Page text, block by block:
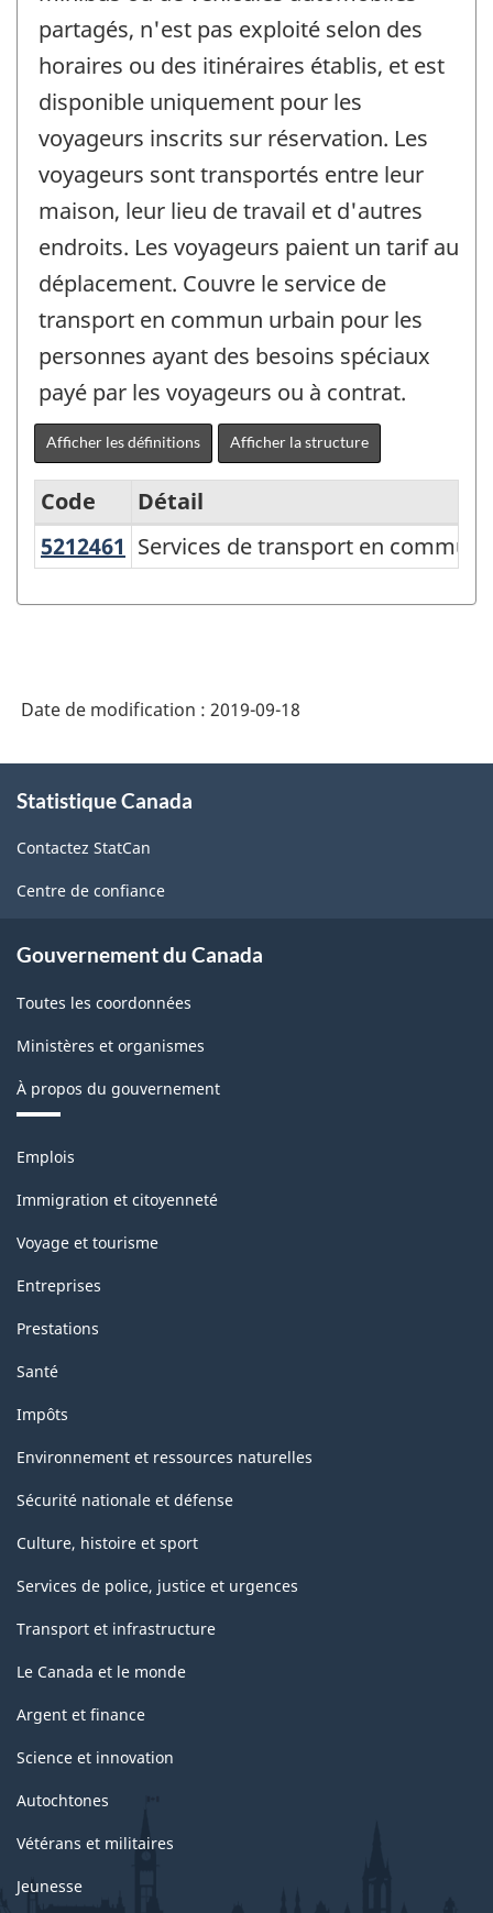
partagés, n'est pas exploité selon des
horaires ou des itinéraires établis, et est
disponible uniquement pour les
voyageurs inscrits sur réservation. Les
voyageurs sont transportés entre leur
maison, leur lieu de travail et d'autres
endroits. Les voyageurs paient un tarif au
déplacement. Couvre le service de
transport en commun urbain pour les
personnes ayant des besoins spéciaux
payé par les voyageurs ou à contrat.
Afficher les définitions Afficher la structure
Système
produits
l'Amérique
du
Nord
(SCPAN)
2017
-
Structure
la
classification
Code
Détail
5212461 Services de transport en
Services de transport en
Date de modification : 2019-09-18
propos
ce
site
Statistique Canada
Contactez StatCan
Centre de confiance
Gouvernement du Canada
Toutes les coordonnées
Ministères et organismes
À propos du gouvernement
Thèmes
sujets
Emplois
Immigration et citoyenneté
Voyage et tourisme
Entreprises
Prestations
Santé
Impôts
Environnement et ressources naturelles
Sécurité nationale et défense
Culture, histoire et sport
Services de police, justice et urgences
Transport et infrastructure
Le Canada et le monde
Argent et finance
Science et innovation
Autochtones
Vétérans et militaires
Jeunesse